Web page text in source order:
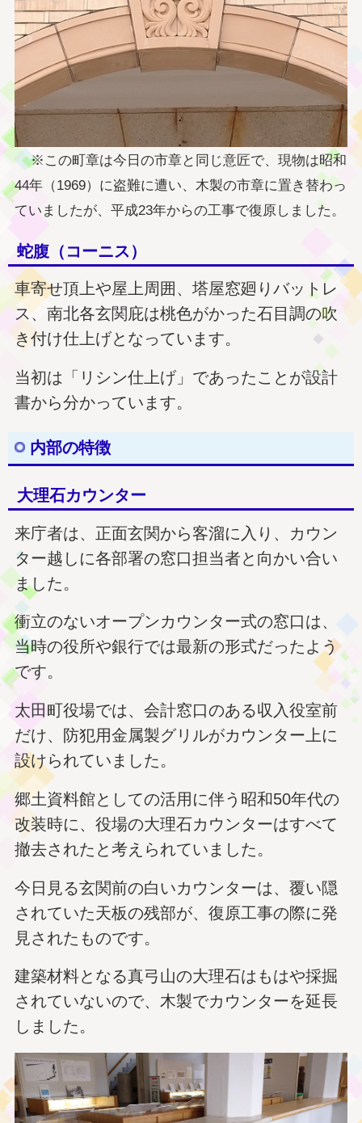
※この町章は今日の市章と同じ意匠で、現物は昭和
44年（1969）に盗難に遭い、木製の市章に置き替わっ
ていましたが、平成23年からの工事で復原しました。
蛇腹（コーニス）
車寄せ頂上や屋上周囲、塔屋窓廻りバットレ
ス、南北各玄関庇は桃色がかった石目調の吹
き付け仕上げとなっています。
当初は「リシン仕上げ」であったことが設計
書から分かっています。
内部の特徴
大理石カウンター
来庁者は、正面玄関から客溜に入り、カウン
ター越しに各部署の窓口担当者と向かい合い
ました。
衝立のないオープンカウンター式の窓口は、
当時の役所や銀行では最新の形式だったよう
です。
太田町役場では、会計窓口のある収入役室前
だけ、防犯用金属製グリルがカウンター上に
設けられていました。
郷土資料館としての活用に伴う昭和50年代の
改装時に、役場の大理石カウンターはすべて
撤去されたと考えられていました。
今日見る玄関前の白いカウンターは、覆い隠
されていた天板の残部が、復原工事の際に発
見されたものです。
建築材料となる真弓山の大理石はもはや採掘
されていないので、木製でカウンターを延長
しました。